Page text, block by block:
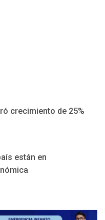
crecimiento de 25%
están en
Yemen dicen que